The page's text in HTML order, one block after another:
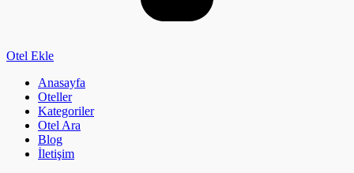
Otel Ekle
Anasayfa
Oteller
Kategoriler
Otel Ara
Blog
İletişim